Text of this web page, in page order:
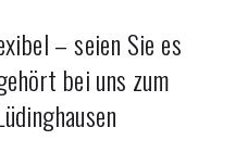
– seien Sie es
bei uns zum